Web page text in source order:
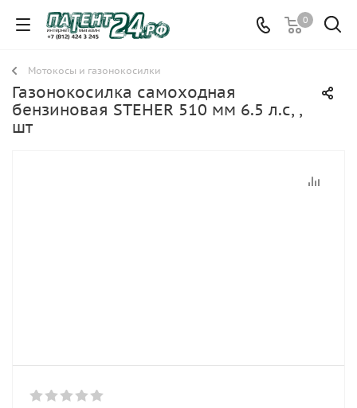
0
Мотокосы и газонокосилки
Газонокосилка самоходная
бензиновая STEHER 510 мм 6.5 л.с, ,
шт